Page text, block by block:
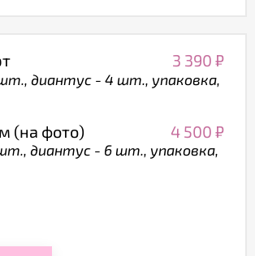
3 390 ₽
диантус - 4 шт., упаковка,
(на фото) 4 500 ₽
диантус - 6 шт., упаковка,